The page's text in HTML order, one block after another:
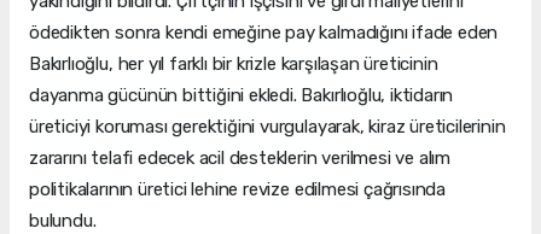
ödedikten sonra kendi emeğine pay kalmadığını ifade eden
Bakırlıoğlu, her yıl farklı bir krizle karşılaşan üreticinin
dayanma gücünün bittiğini ekledi. Bakırlıoğlu, iktidarın
üreticiyi koruması gerektiğini vurgulayarak, kiraz üreticilerinin
zararını telafi edecek acil desteklerin verilmesi ve alım
politikalarının üretici lehine revize edilmesi çağrısında
bulundu.